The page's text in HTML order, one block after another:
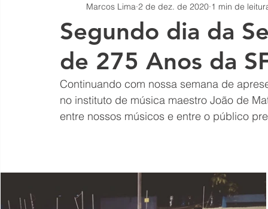
Segundo dia da
de 275 Anos da
Marcos Lima 2 de dez. de 2020 1 min de
Continuando com nossa semana de
no instituto de música maestro João de
entre nossos músicos e entre o público